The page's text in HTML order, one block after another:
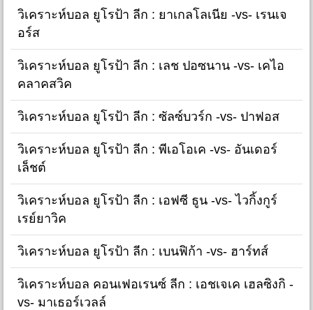
วิเคราะห์บอล ยูโรป้า ลีก : ยาเกลโลเนีย -vs- เรนเจ
อร์ส
วิเคราะห์บอล ยูโรป้า ลีก : เลช ปอซนาน -vs- เคไอ
คลาคสวิค
วิเคราะห์บอล ยูโรป้า ลีก : ซัลซ์บวร์ก -vs- ปาฟอส
วิเคราะห์บอล ยูโรป้า ลีก : พีเอโอเค -vs- อันเดอร์
เล็ชต์
วิเคราะห์บอล ยูโรป้า ลีก : เอฟซี ธูน -vs- ไวกิ้งกูร์
เรย์ยาวิค
วิเคราะห์บอล ยูโรป้า ลีก : เบนฟิก้า -vs- ฮาร์ทส์
วิเคราะห์บอล คอนเฟอเรนซ์ ลีก : เอชเจเค เฮลซิงกิ -
vs- มาเธอร์เวลล์